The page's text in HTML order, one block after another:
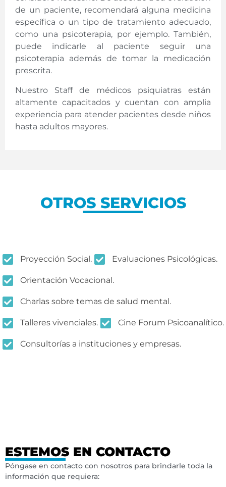
de un paciente, recomendará alguna medicina
específica o un tipo de tratamiento adecuado,
como una psicoterapia, por ejemplo. También,
puede indicarle al paciente seguir una
psicoterapia además de tomar la medicación
prescrita.
Nuestro Staff de médicos psiquiatras están
altamente capacitados y cuentan con amplia
experiencia para atender pacientes desde niños
hasta adultos mayores.
OTROS SERVICIOS
Proyección Social. Evaluaciones Psicológicas.
Orientación Vocacional.
Charlas sobre temas de salud mental.
Talleres vivenciales. Cine Forum Psicoanalítico.
Consultorías a instituciones y empresas.
ESTEMOS EN CONTACTO
Póngase en contacto con nosotros para brindarle toda la
información que requiera: